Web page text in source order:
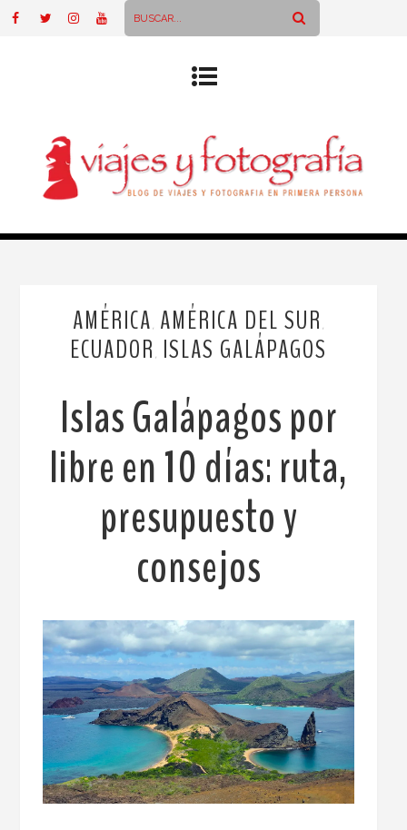
AMÉRICA AMÉRICA DEL SUR
ECUADOR ISLAS GALÁPAGOS
Islas Galápagos por
libre en 10 días: ruta,
presupuesto y
consejos